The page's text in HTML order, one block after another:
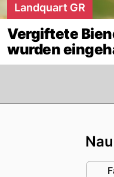
Landquart GR
Vergiftete
wurden